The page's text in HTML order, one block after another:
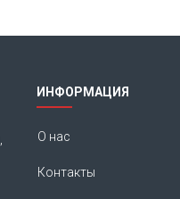
ИНФОРМАЦИЯ
О нас
Контакты